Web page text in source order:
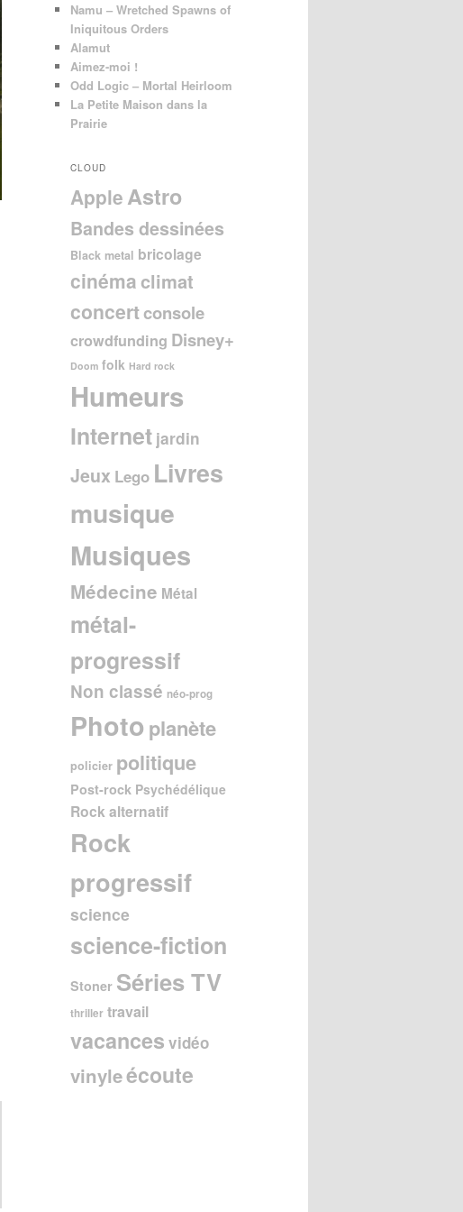
Namu – Wretched Spawns of
Iniquitous Orders
Alamut
Aimez-moi !
Odd Logic – Mortal Heirloom
La Petite Maison dans la
Prairie
CLOUD
Apple Astro
Bandes dessinées
Black metal bricolage
cinéma climat
concertconsole
crowdfunding Disney+
Doom folk Hard rock
Humeurs
Internet jardin
Jeux Lego Livres
musique
Musiques
Médecine Métal
métal-
progressif
Non classé néo-prog
Photo planète
policier politique
Post-rock Psychédélique
Rock alternatif
Rock
progressif
science
science-fiction
Stoner Séries TV
thriller travail
vacances vidéo
vinyleécoute